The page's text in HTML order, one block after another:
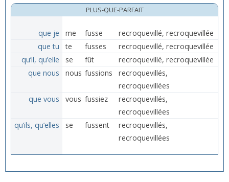
PLUS-QUE-PARFAIT
que je me fusse
recroquevillé, recroquevillée
que tu
te fusses
recroquevillé, recroquevillée
qu’il, qu’elle
se fût
recroquevillé, recroquevillée
que nous
nous fussions
recroquevillés,
recroquevillées
que vous
vous fussiez
recroquevillés,
recroquevillées
qu’ils, qu’elles
se fussent
recroquevillés,
recroquevillées